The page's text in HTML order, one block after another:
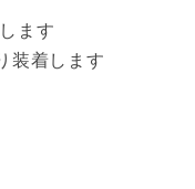
ます
装着します